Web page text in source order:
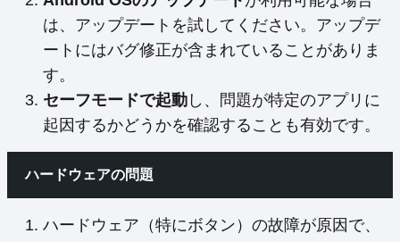
は、アップデートを試してください。アップデ
ートにはバグ修正が含まれていることがありま
す。
セーフモードで起動 し、問題が特定のアプリに
起因するかどうかを確認することも有効です。
ハードウェアの問題
ハードウェア（特にボタン）の故障が原因で、